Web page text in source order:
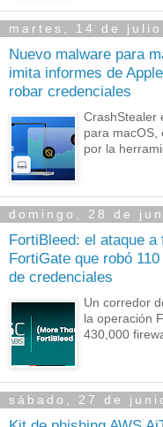
martes, 14 de julio
Nuevo malware para
imita informes de
robar credenciales
CrashStealer
para macOS,
por la
domingo, 28 de
FortiBleed: el ataque a
FortiGate que robó
de credenciales
Un corredor
la operación
430,000
sábado, 27 de